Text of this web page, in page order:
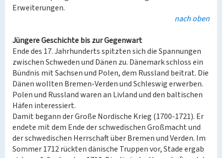
Erweiterungen.
nach oben
Jüngere Geschichte bis zur Gegenwart
Ende des 17. Jahrhunderts spitzten sich die Spannungen
zwischen Schweden und Dänen zu. Dänemark schloss ein
Bündnis mit Sachsen und Polen, dem Russland beitrat. Die
Dänen wollten Bremen-Verden und Schleswig erwerben.
Polen und Russland waren an Livland und den baltischen
Häfen interessiert.
Damit begann der Große Nordische Krieg (1700-1721). Er
endete mit dem Ende der schwedischen Großmacht und
der schwedischen Herrschaft über Bremen und Verden. Im
Sommer 1712 rückten dänische Truppen vor, Stade ergab